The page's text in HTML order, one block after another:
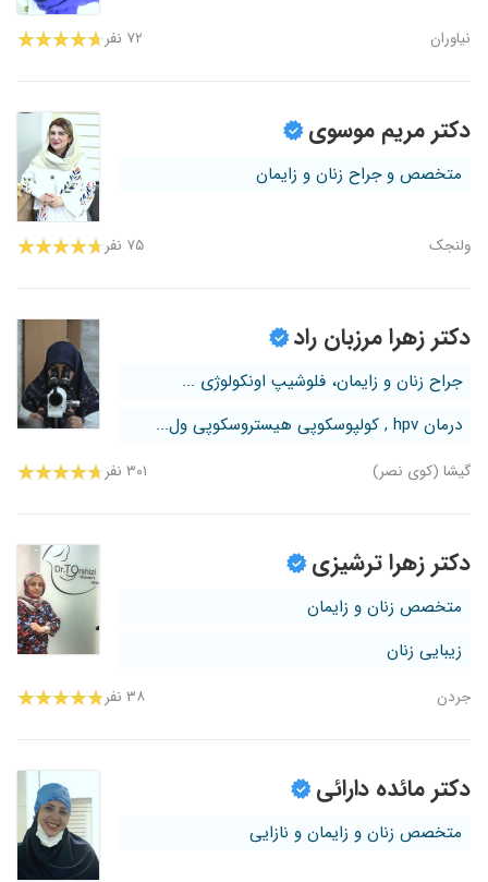
نیاوران ۷۲ نفر
دکتر مریم موسوی
متخصص و جراح زنان و زایمان
ولنجک ۷۵ نفر
دکتر زهرا مرزبان راد
جراح زنان و زایمان، فلوشیپ اونکولوژی ...
درمان hpv , کولپوسکوپی هیستروسکوپی ول...
گیشا (کوی نصر) ۳۰۱ نفر
دکتر زهرا ترشیزی
متخصص زنان و زایمان
زیبایی زنان
جردن ۳۸ نفر
دکتر مائده دارائی
متخصص زنان و زایمان و نازایی